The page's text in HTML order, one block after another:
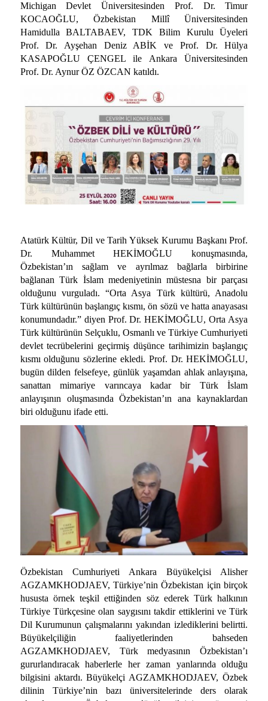
Michigan Devlet Üniversitesinden Prof. Dr. Timur
KOCAOĞLU, Özbekistan Millî Üniversitesinden
Hamidulla BALTABAEV, TDK Bilim Kurulu Üyeleri
Prof. Dr. Ayşehan Deniz ABİK ve Prof. Dr. Hülya
KASAPOĞLU ÇENGEL ile Ankara Üniversitesinden
Prof. Dr. Aynur ÖZ ÖZCAN katıldı.
Atatürk Kültür, Dil ve Tarih Yüksek Kurumu Başkanı Prof.
Dr. Muhammet HEKİMOĞLU konuşmasında,
Özbekistan’ın sağlam ve ayrılmaz bağlarla birbirine
bağlanan Türk İslam medeniyetinin müstesna bir parçası
olduğunu vurguladı. “Orta Asya Türk kültürü, Anadolu
Türk kültürünün başlangıç kısmı, ön sözü ve hatta anayasası
konumundadır.” diyen Prof. Dr. HEKİMOĞLU, Orta Asya
Türk kültürünün Selçuklu, Osmanlı ve Türkiye Cumhuriyeti
devlet tecrübelerini geçirmiş düşünce tarihimizin başlangıç
kısmı olduğunu sözlerine ekledi. Prof. Dr. HEKİMOĞLU,
bugün dilden felsefeye, günlük yaşamdan ahlak anlayışına,
sanattan mimariye varıncaya kadar bir Türk İslam
anlayışının oluşmasında Özbekistan’ın ana kaynaklardan
biri olduğunu ifade etti.
Özbekistan Cumhuriyeti Ankara Büyükelçisi Alisher
AGZAMKHODJAEV, Türkiye’nin Özbekistan için birçok
hususta örnek teşkil ettiğinden söz ederek Türk halkının
Türkiye Türkçesine olan saygısını takdir ettiklerini ve Türk
Dil Kurumunun çalışmalarını yakından izlediklerini belirtti.
Büyükelçiliğin faaliyetlerinden bahseden
AGZAMKHODJAEV, Türk medyasının Özbekistan’ı
gururlandıracak haberlerle her zaman yanlarında olduğu
bilgisini aktardı. Büyükelçi AGZAMKHODJAEV, Özbek
dilinin Türkiye’nin bazı üniversitelerinde ders olarak